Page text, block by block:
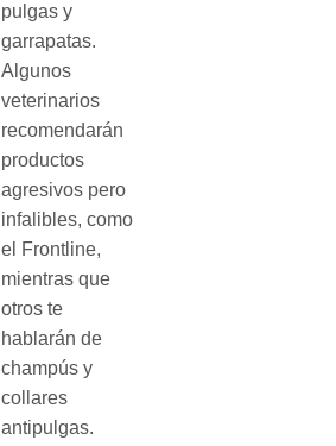
pulgas y
garrapatas.
Algunos
veterinarios
recomendarán
productos
agresivos pero
infalibles, como
el Frontline,
mientras que
otros te
hablarán de
champús y
collares
antipulgas.